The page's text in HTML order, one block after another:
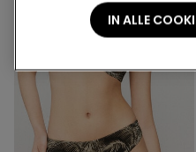
IN ALLE